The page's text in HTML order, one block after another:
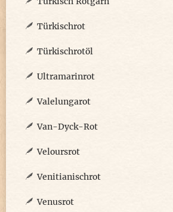
Türkischrot
Türkischrotöl
Ultramarinrot
Valelungarot
Van-Dyck-Rot
Veloursrot
Venitianischrot
Venusrot